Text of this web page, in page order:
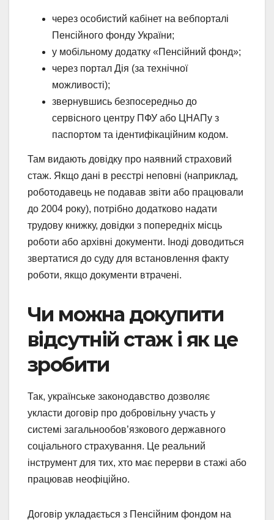
через особистий кабінет на вебпорталі
Пенсійного фонду України;
у мобільному додатку «Пенсійний фонд»;
через портал Дія (за технічної
можливості);
звернувшись безпосередньо до
сервісного центру ПФУ або ЦНАПу з
паспортом та ідентифікаційним кодом.
Там видають довідку про наявний страховий
стаж. Якщо дані в реєстрі неповні (наприклад,
роботодавець не подавав звіти або працювали
до 2004 року), потрібно додатково надати
трудову книжку, довідки з попередніх місць
роботи або архівні документи. Іноді доводиться
звертатися до суду для встановлення факту
роботи, якщо документи втрачені.
Чи можна докупити
відсутній стаж і як це
зробити
Так, українське законодавство дозволяє
укласти договір про добровільну участь у
системі загальнообов’язкового державного
соціального страхування. Це реальний
інструмент для тих, хто має перерви в стажі або
працював неофіційно.
Договір укладається з Пенсійним фондом на